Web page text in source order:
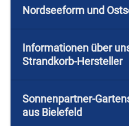
Nordseeform und
Informationen über
Strandkorb-Hersteller
Sonnenpartner-
aus Bielefeld